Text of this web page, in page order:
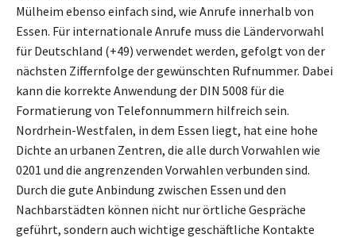
Mülheim ebenso einfach sind, wie Anrufe innerhalb von
Essen. Für internationale Anrufe muss die Ländervorwahl
für Deutschland (+49) verwendet werden, gefolgt von der
nächsten Ziffernfolge der gewünschten Rufnummer. Dabei
kann die korrekte Anwendung der DIN 5008 für die
Formatierung von Telefonnummern hilfreich sein.
Nordrhein-Westfalen, in dem Essen liegt, hat eine hohe
Dichte an urbanen Zentren, die alle durch Vorwahlen wie
0201 und die angrenzenden Vorwahlen verbunden sind.
Durch die gute Anbindung zwischen Essen und den
Nachbarstädten können nicht nur örtliche Gespräche
geführt, sondern auch wichtige geschäftliche Kontakte